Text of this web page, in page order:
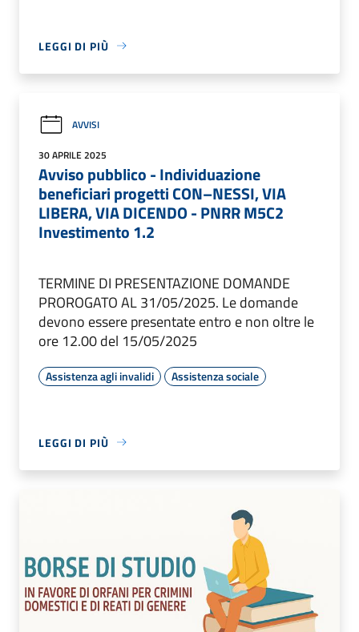
LEGGI DI PIÙ
AVVISI
30 APRILE 2025
Avviso pubblico - Individuazione
beneficiari progetti CON–NESSI, VIA
LIBERA, VIA DICENDO - PNRR M5C2
Investimento 1.2
TERMINE DI PRESENTAZIONE DOMANDE
PROROGATO AL 31/05/2025. Le domande
devono essere presentate entro e non oltre le
ore 12.00 del 15/05/2025
Assistenza agli invalidi Assistenza sociale
LEGGI DI PIÙ